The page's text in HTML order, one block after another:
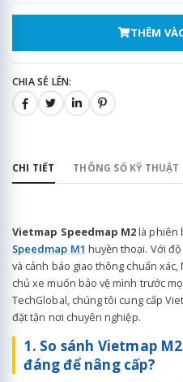
THÊM
CHIA SẺ LÊN:
CHI TIẾT THÔNG SỐ KỸ THUẬT
Vietmap Speedmap M2là phiên
Speedmap M1 huyền thoại. Với
và cảnh báo giao thông chuẩn
chủ xe muốn bảo vệ mình trước
TechGlobal, chúng tôi cung cấp
đặt tận nơi chuyên nghiệp.
1. So sánh Vietmap
đáng để nâng cấp?